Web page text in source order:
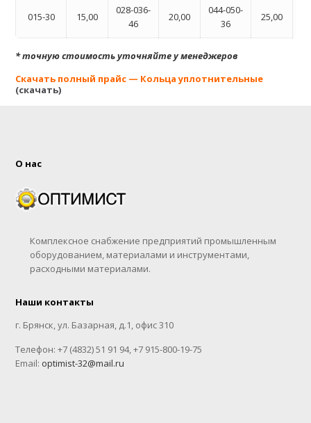
015-30 15,00
028-036-
46
20,00
044-050-
36
25,00
* точную стоимость уточняйте у менеджеров
Скачать полный прайс — Кольца уплотнительные
(скачать)
О нас
Комплексное снабжение предприятий промышленным
оборудованием, материалами и инструментами,
расходными материалами.
Наши контакты
г. Брянск, ул. Базарная, д.1, офис 310
Телефон: +7 (4832) 51 91 94, +7 915-800-19-75
Email: optimist-32@mail.ru